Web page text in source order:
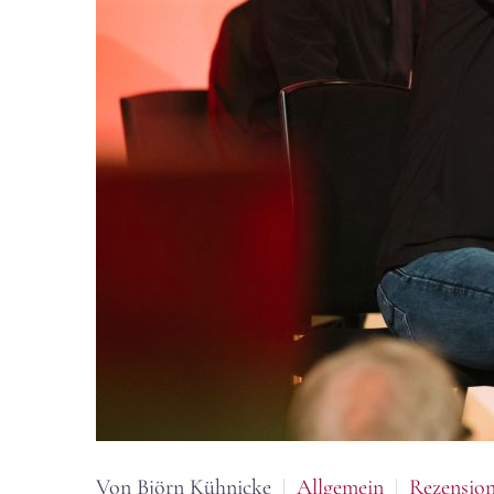
Von Björn Kühnicke Allgemein